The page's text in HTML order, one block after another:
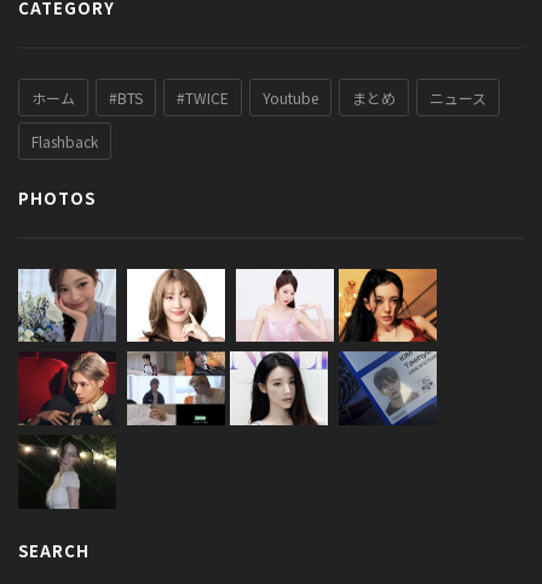
CATEGORY
ホーム #BTS #TWICE Youtube まとめ ニュース
Flashback
PHOTOS
SEARCH